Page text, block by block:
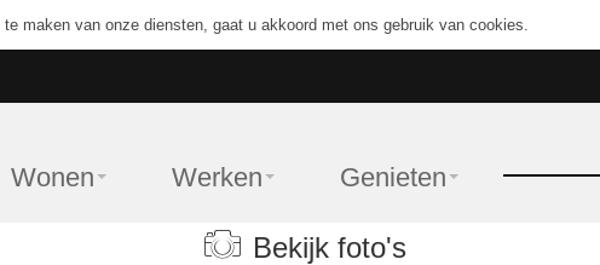
maken van onze diensten, gaat u akkoord met ons gebruik van cookies.
Wonen Werken Genieten
Bekijk foto's